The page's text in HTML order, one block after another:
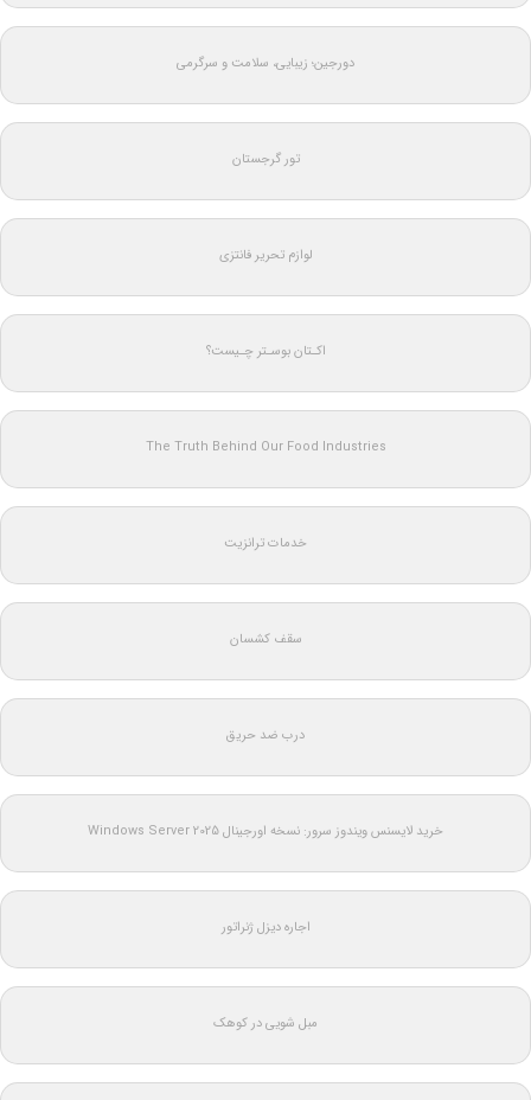
دورجین؛ زیبایی، سلامت و سرگرمی
تور گرجستان
لوازم تحریر فانتزی
اکـتان بوسـتر چـیست؟
The Truth Behind Our Food Industries
خدمات ترانزیت
سقف کشسان
درب ضد حریق
خرید لایسنس ویندوز سرور: نسخه اورجینال Windows Server 2025
اجاره دیزل ژنراتور
مبل شویی در کوهک